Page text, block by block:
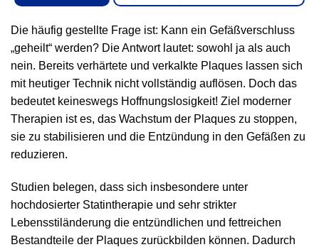
Die häufig gestellte Frage ist: Kann ein Gefäßverschluss
„geheilt“ werden? Die Antwort lautet: sowohl ja als auch
nein. Bereits verhärtete und verkalkte Plaques lassen sich
mit heutiger Technik nicht vollständig auflösen. Doch das
bedeutet keineswegs Hoffnungslosigkeit! Ziel moderner
Therapien ist es, das Wachstum der Plaques zu stoppen,
sie zu stabilisieren und die Entzündung in den Gefäßen zu
reduzieren.
Studien belegen, dass sich insbesondere unter
hochdosierter Statintherapie und sehr strikter
Lebensstiländerung die entzündlichen und fettreichen
Bestandteile der Plaques zurückbilden können. Dadurch